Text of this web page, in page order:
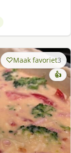
Maak favoriet3
👍